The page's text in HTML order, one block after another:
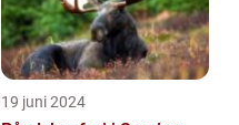
19 juni 2024